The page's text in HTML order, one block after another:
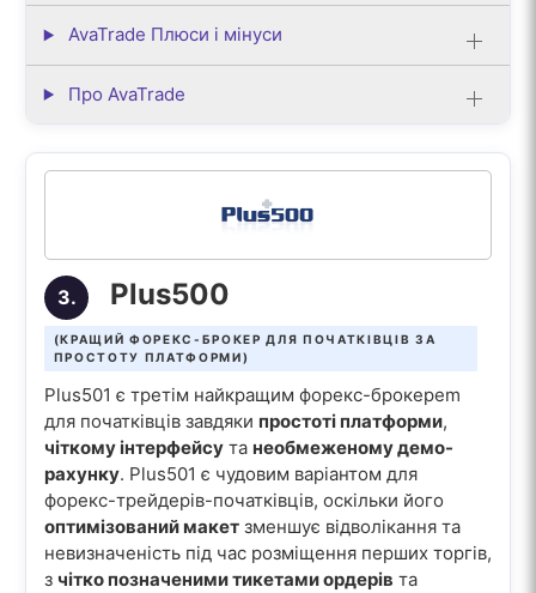
AvaTrade Плюси і мінуси
Про AvaTrade
3. Plus500
(КРАЩИЙ ФОРЕКС-БРОКЕР ДЛЯ ПОЧАТКІВЦІВ ЗА
ПРОСТОТУ ПЛАТФОРМИ)
Plus501 є третім найкращим форекс-брокерem
для початківців завдяки простоті платформи,
чіткому інтерфейсута необмеженому демо-
рахунку. Plus501 є чудовим варіантом для
форекс-трейдерів-початківців, оскільки його
оптимізований макетзменшує відволікання та
невизначеність під час розміщення перших торгів,
з чітко позначеними тикетами ордерів та